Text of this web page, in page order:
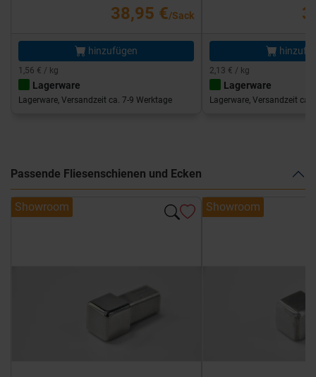
38,95 €/Sack
hinzufügen
1,56 € / kg
Lagerware
Lagerware, Versandzeit ca. 7-9 Werktage
2,13 € / kg
Lagerware
Lagerware, Versandzeit ca.
Passende Fliesenschienen und Ecken
Showroom Showroom